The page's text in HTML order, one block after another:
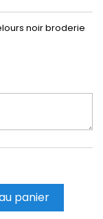
noir broderie
panier